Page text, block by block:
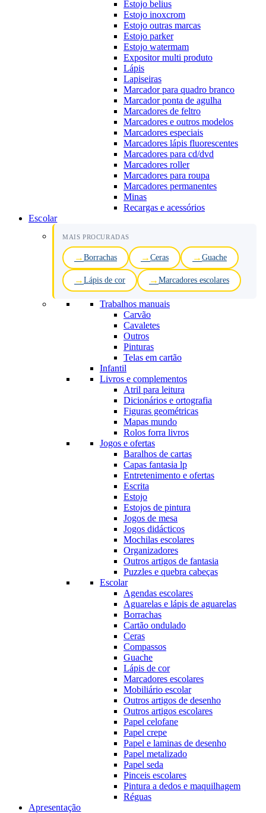
Estojo belius
Estojo inoxcrom
Estojo outras marcas
Estojo parker
Estojo watermam
Expositor multi produto
Lápis
Lapiseiras
Marcador para quadro branco
Marcador ponta de agulha
Marcadores de feltro
Marcadores e outros modelos
Marcadores especiais
Marcadores lápis fluorescentes
Marcadores para cd/dvd
Marcadores roller
Marcadores para roupa
Marcadores permanentes
Minas
Recargas e acessórios
Escolar
MAIS PROCURADAS
Borrachas Ceras Guache
Lápis de cor Marcadores escolares
Trabalhos manuais
Carvão
Cavaletes
Outros
Pinturas
Telas em cartão
Infantil
Livros e complementos
Atril para leitura
Dicionários e ortografia
Figuras geométricas
Mapas mundo
Rolos forra livros
Jogos e ofertas
Baralhos de cartas
Capas fantasia lp
Entretenimento e ofertas
Escrita
Estojo
Estojos de pintura
Jogos de mesa
Jogos didácticos
Mochilas escolares
Organizadores
Outros artigos de fantasia
Puzzles e quebra cabeças
Escolar
Agendas escolares
Aguarelas e lápis de aguarelas
Borrachas
Cartão ondulado
Ceras
Compassos
Guache
Lápis de cor
Marcadores escolares
Mobiliário escolar
Outros artigos de desenho
Outros artigos escolares
Papel celofane
Papel crepe
Papel e laminas de desenho
Papel metalizado
Papel seda
Pinceis escolares
Pintura a dedos e maquilhagem
Réguas
Apresentação